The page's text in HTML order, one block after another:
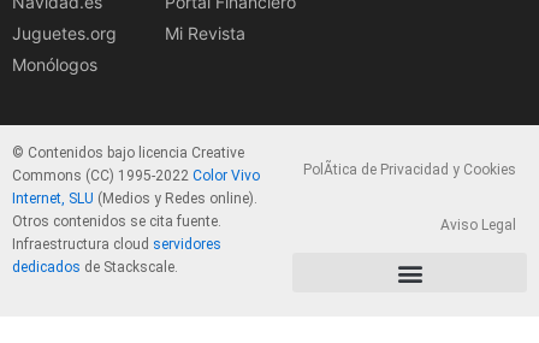
Juguetes.org
Monólogos
Mi Revista
© Contenidos bajo licencia Creative
Commons (CC) 1995-2022 Color Vivo
Internet, SLU (Medios y Redes online).
Otros contenidos se cita fuente.
Infraestructura cloud servidores
dedicados de Stackscale.
PolÃ­tica de Privacidad y Cookies
Aviso Legal